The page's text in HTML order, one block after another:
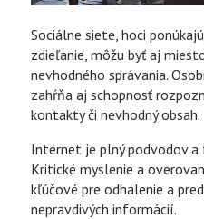
Sociálne siete, hoci
zdieľanie, môžu byť aj
nevhodného správania.
zahŕňa aj schopnosť
kontakty či nevhodný obsah.
Internet je plný podvodov
Kritické myslenie a
kľúčové pre odhalenie a
nepravdivých informácií.